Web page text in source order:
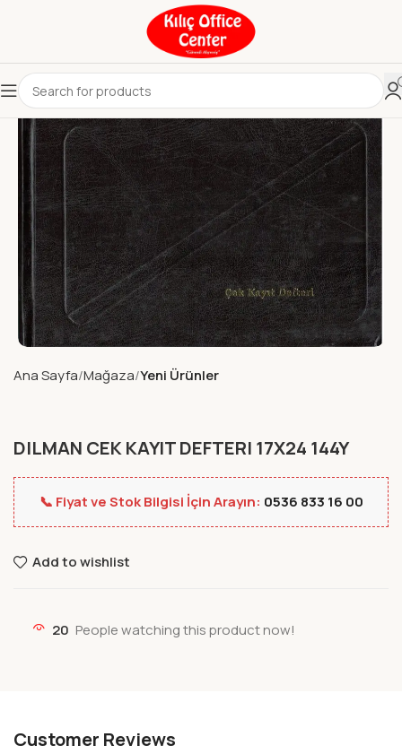
Ana Sayfa Mağaza Yeni Ürünler
DILMAN CEK KAYIT DEFTERI 17X24 144Y
📞 Fiyat ve Stok Bilgisi İçin Arayın: 0536 833 16 00
Add to wishlist
20 People watching this product now!
Customer Reviews